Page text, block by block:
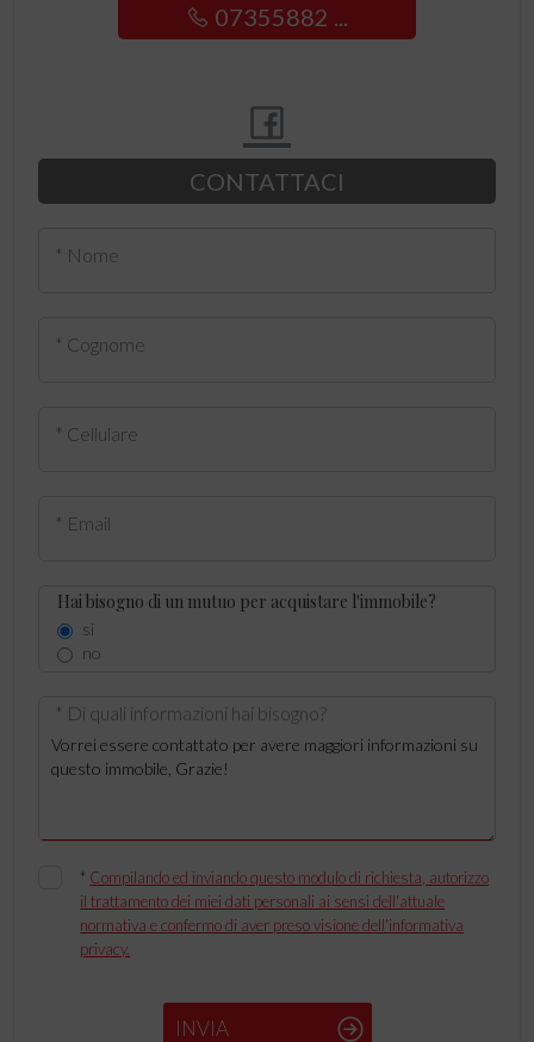
07355882 ...
CONTATTACI
* Nome
* Cognome
* Cellulare
* Email
Hai bisogno di un mutuo per acquistare l'immobile?
si
no
* Di quali informazioni hai bisogno?
* Compilando ed inviando questo modulo di richiesta, autorizzo
il trattamento dei miei dati personali ai sensi dell'attuale
normativa e confermo di aver preso visione dell'informativa
privacy.
INVIA